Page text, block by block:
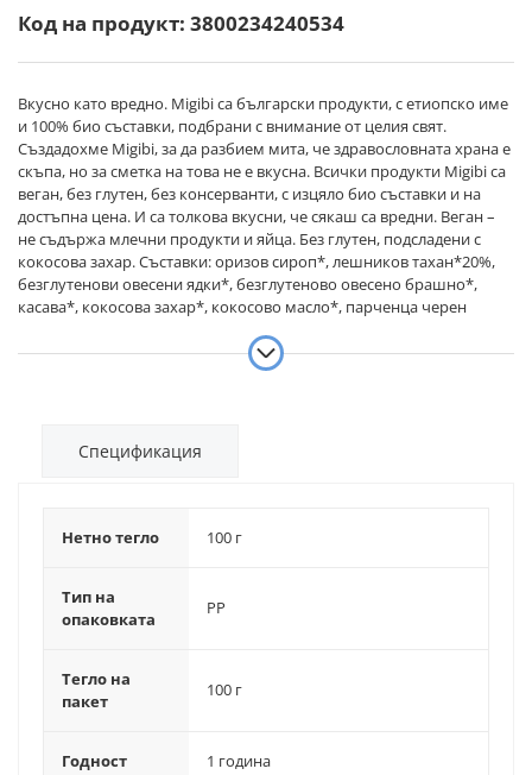
Код на продукт: 3800234240534
Вкусно като вредно. Migibi са български продукти, с етиопско име
и 100% био съставки, подбрани с внимание от целия свят.
Създадохме Migibi, за да разбием мита, че здравословната храна е
скъпа, но за сметка на това не е вкусна. Всички продукти Migibi са
веган, без глутен, без консерванти, с изцяло био съставки и на
достъпна цена. И са толкова вкусни, че сякаш са вредни. Веган –
не съдържа млечни продукти и яйца. Без глутен, подсладени с
кокосова захар. Съставки: оризов сироп*, лешников тахан*20%,
безглутенови овесени ядки*, безглутеново овесено брашно*,
касава*, кокосова захар*, кокосово масло*, парченца черен
бакпулвер*(царевично нишесте*, регулатор на киселинност:
винен камък; набухвател: сода бикарбонат). *сертифицирани био
Спецификация
Нетно тегло 100 г
Тип на
опаковката
PP
Тегло на
пакет
100 г
Годност 1 година